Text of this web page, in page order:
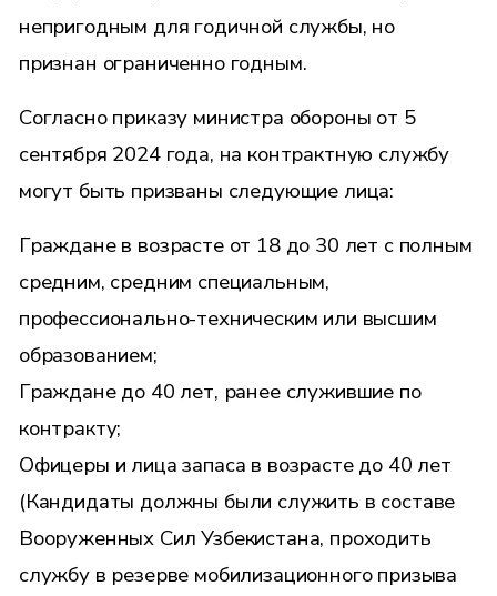
непригодным для годичной службы, но
признан ограниченно годным.
Согласноприказу министра обороны от 5
сентября 2024 года, на контрактную службу
могут быть призваны следующие лица:
Граждане в возрасте от 18 до 30 лет с полным
средним, средним специальным,
профессионально-техническим или высшим
образованием;
Граждане до 40 лет, ранее служившие по
контракту;
Офицеры и лица запаса в возрасте до 40 лет
(Кандидаты должны были служить в составе
Вооруженных Сил Узбекистана, проходить
службу в резерве мобилизационного призыва